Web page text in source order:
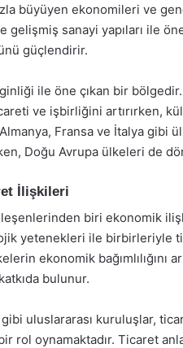
büyüyen ekonomileri ve
sanayi yapıları ile
güçlendirir.
ile öne çıkan bir
ve işbirliğini artırırken,
Fransa ve İtalya gibi
Doğu Avrupa ülkeleri de
İlişkileri
biri ekonomik
yetenekleri ile birbirleriyle
ekonomik bağımlılığını
bulunur.
uluslararası kuruluşlar,
rol oynamaktadır. Ticaret